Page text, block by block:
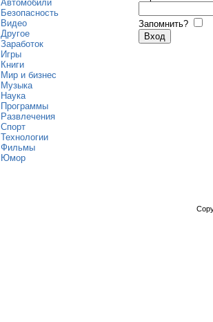
Автомобили
Безопасность
Видео
Другое
Заработок
Игры
Книги
Мир и бизнес
Музыка
Наука
Программы
Развлечения
Спорт
Технологии
Фильмы
Юмор
Запомнить?